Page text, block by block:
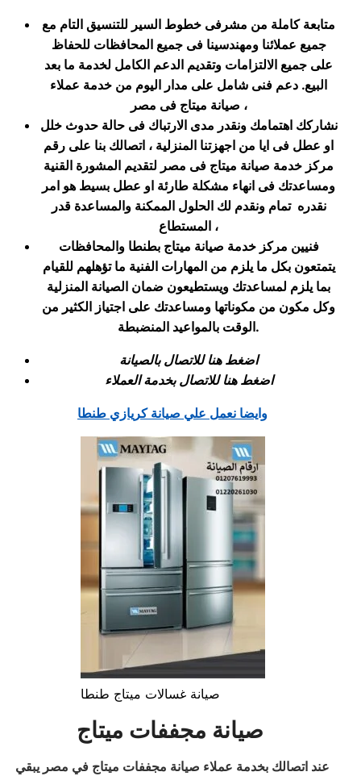
متابعة كاملة من مشرفى خطوط السير للتنسيق التام مع
جميع عملائنا ومهندسينا فى جميع المحافظات للحفاظ
على جميع الالتزامات وتقديم الدعم الكامل لخدمة ما بعد
البيع. دعم فنى شامل على مدار اليوم من خدمة عملاء
صيانة ميتاج فى مصر ،
نشاركك اهتمامك ونقدر مدى الارتباك فى حالة حدوث خلل
او عطل فى ايا من اجهزتنا المنزلية ، اتصالك بنا على رقم
مركز خدمة صيانة ميتاج فى مصر لتقديم المشورة القنية
ومساعدتك فى انهاء مشكلة طارئة او عطل بسيط هو امر
نقدره تمام ونقدم لك الحلول الممكنة والمساعدة قدر
المستطاع ،
فنيين مركز خدمة صيانة ميتاج بطنطا والمحافظات
يتمتعون بكل ما يلزم من المهارات الفنية ما تؤهلهم للقيام
بما يلزم لمساعدتك ويستطيعون ضمان الصيانة المنزلية
وكل مكون من مكوناتها ومساعدتك على اجتياز الكثير من
الوقت بالمواعيد المنضبطة.
اضغط هنا للاتصال بالصيانة
اضغط هنا للاتصال بخدمة العملاء
وايضا نعمل علي صيانة كريازي طنطا
صيانة غسالات ميتاج طنطا
عند اتصالك بخدمة عملاء صيانة مجففات ميتاج في مصر يبقي